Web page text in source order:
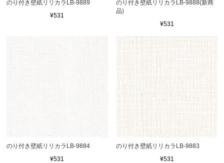
のり付き壁紙リリカラLB-9889
¥531
のり付き壁紙リリカラLB-9888(新商
品)
¥531
のり付き壁紙リリカラLB-9884
¥531
のり付き壁紙リリカラLB-9883
¥531